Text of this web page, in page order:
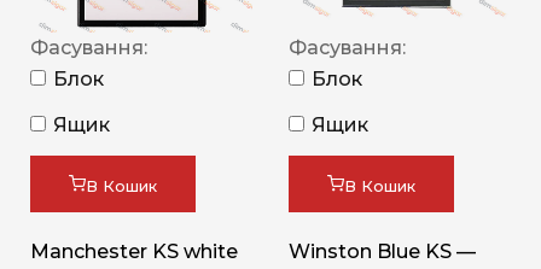
Фасування:
Блок
Ящик
В Кошик
Manchester KS white
Фасування:
Блок
Ящик
В Кошик
Winston Blue KS —